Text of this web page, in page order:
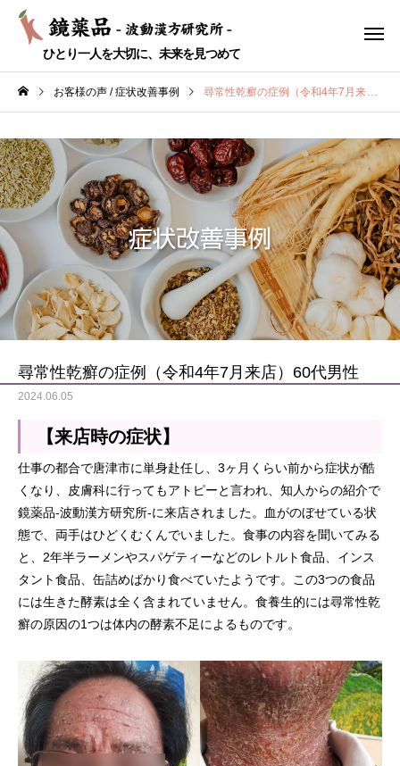
ひとり一人を大切に、未来を見つめて
耳鼻科疾患 代謝疾患
婦人科 ストレス
のどの痛み 50代 女性 痴呆症
お客様の声 / 症状改善事例 尋常性乾癬の症例（令和4年7月来店）60代男性
尋常性乾癬の症例（令和4年7月来店）60代男性
2024.06.05
【来店時の症状】
仕事の都合で唐津市に単身赴任し、3ヶ月くらい前から症状が酷
くなり、皮膚科に行ってもアトピーと言われ、知人からの紹介で
鏡薬品-波動漢方研究所-に来店されました。血がのぼせている状
態で、両手はひどくむくんでいました。食事の内容を聞いてみる
と、2年半ラーメンやスパゲティーなどのレトルト食品、インス
タント食品、缶詰めばかり食べていたようです。この3つの食品
には生きた酵素は全く含まれていません。食養生的には尋常性乾
癬の原因の1つは体内の酵素不足によるものです。